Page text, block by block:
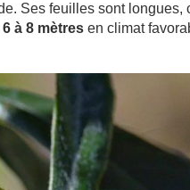
Ses feuilles sont
6 à 8 mètres en climat